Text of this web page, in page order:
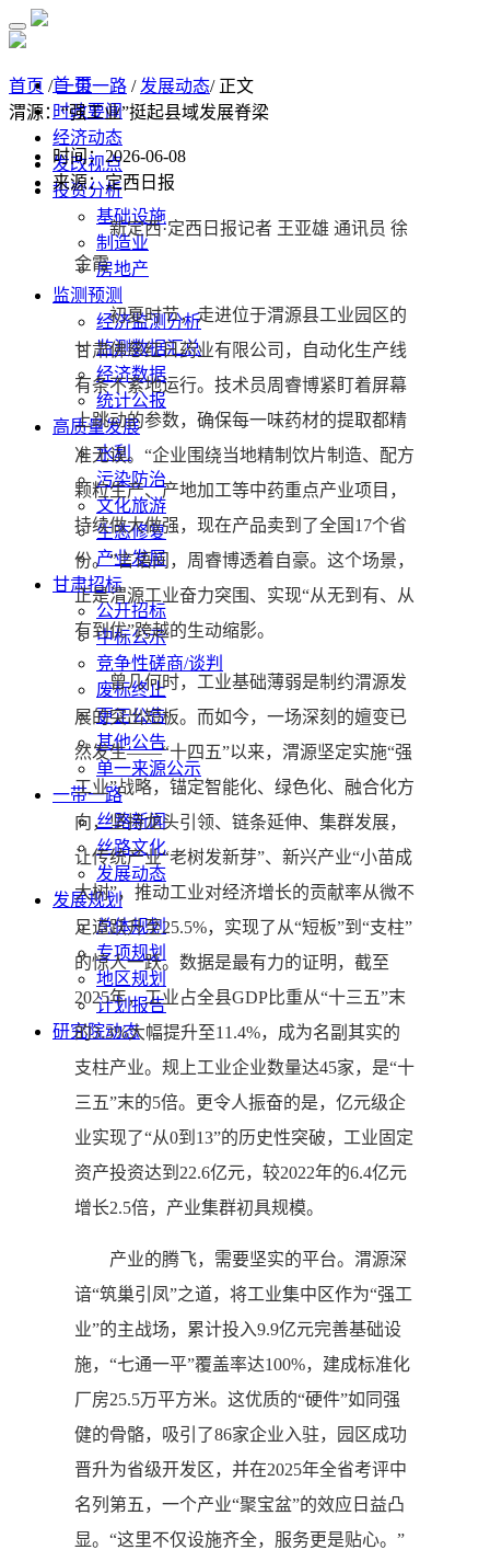
首 页
时政要闻
经济动态
发改视点
投资分析
基础设施
制造业
房地产
监测预测
经济监测分析
监测数据汇总
经济数据
统计公报
高质量发展
水利
污染防治
文化旅游
生态修复
产业发展
甘肃招标
公开招标
中标公示
竞争性磋商/谈判
废标终止
更正公告
其他公告
单一来源公示
一带一路
丝路新闻
丝路文化
发展动态
发展规划
总体规划
专项规划
地区规划
计划报告
研究院动态
首页 /一带一路 / 发展动态/ 正文
渭源：“强工业”挺起县域发展脊梁
时间：2026-06-08
来源：定西日报
新定西·定西日报记者 王亚雄 通讯员 徐
金霞
初夏时节，走进位于渭源县工业园区的
甘肃佛慈红日药业有限公司，自动化生产线
有条不紊地运行。技术员周睿博紧盯着屏幕
上跳动的参数，确保每一味药材的提取都精
准无误。“企业围绕当地精制饮片制造、配方
颗粒生产、产地加工等中药重点产业项目，
持续做大做强，现在产品卖到了全国17个省
份。”言语间，周睿博透着自豪。这个场景，
正是渭源工业奋力突围、实现“从无到有、从
有到优”跨越的生动缩影。
曾几何时，工业基础薄弱是制约渭源发
展的突出短板。而如今，一场深刻的嬗变已
然发生——“十四五”以来，渭源坚定实施“强
工业”战略，锚定智能化、绿色化、融合化方
向，坚持龙头引领、链条延伸、集群发展，
让传统产业“老树发新芽”、新兴产业“小苗成
大树”，推动工业对经济增长的贡献率从微不
足道跃升至25.5%，实现了从“短板”到“支柱”
的惊人一跃。数据是最有力的证明，截至
2025年，工业占全县GDP比重从“十三五”末
的3.3%大幅提升至11.4%，成为名副其实的
支柱产业。规上工业企业数量达45家，是“十
三五”末的5倍。更令人振奋的是，亿元级企
业实现了“从0到13”的历史性突破，工业固定
资产投资达到22.6亿元，较2022年的6.4亿元
增长2.5倍，产业集群初具规模。
产业的腾飞，需要坚实的平台。渭源深
谙“筑巢引凤”之道，将工业集中区作为“强工
业”的主战场，累计投入9.9亿元完善基础设
施，“七通一平”覆盖率达100%，建成标准化
厂房25.5万平方米。这优质的“硬件”如同强
健的骨骼，吸引了86家企业入驻，园区成功
晋升为省级开发区，并在2025年全省考评中
名列第五，一个产业“聚宝盆”的效应日益凸
显。“这里不仅设施齐全，服务更是贴心。”